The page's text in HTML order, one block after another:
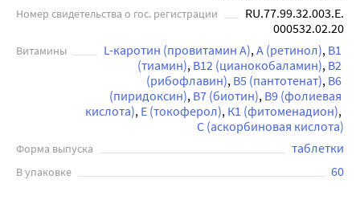
Номер свидетельства о гос. регистрации
RU.77.99.32.003.Е.
000532.02.20
Витамины L-каротин (провитамин А) А (ретинол) В1
(тиамин) В12 (цианокобаламин) В2
(рибофлавин) В5 (пантотенат) В6
(пиридоксин) В7 (биотин) В9 (фолиевая
кислота) Е (токоферол) К1 (фитоменадион)
С (аскорбиновая кислота)
Форма выпуска таблетки
В упаковке 60